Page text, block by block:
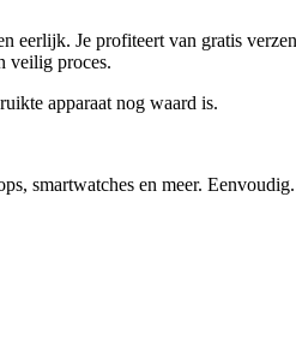
eerlijk. Je profiteert van gratis
veilig proces.
apparaat nog waard is.
smartwatches en meer.